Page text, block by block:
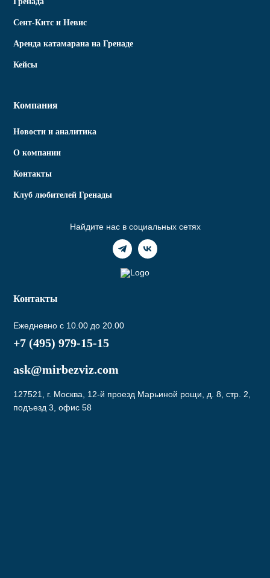
Сент-Китс и Невис
Аренда катамарана на Гренаде
Кейсы
Компания
Новости и аналитика
О компании
Контакты
Клуб любителей Гренады
Найдите нас в социальных сетях
Контакты
Ежедневно с 10.00 до 20.00
+7 (495) 979-15-15
ask@mirbezviz.com
127521, г. Москва, 12-й проезд Марьиной рощи, д. 8, стр. 2,
подъезд 3, офис 58